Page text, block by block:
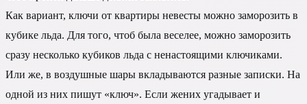
Как вариант, ключи от квартиры невесты можно заморозить в
кубике льда. Для того, чтоб была веселее, можно заморозить
сразу несколько кубиков льда с ненастоящими ключиками.
Или же, в воздушные шары вкладываются разные записки. На
одной из них пишут «ключ». Если жених угадывает и